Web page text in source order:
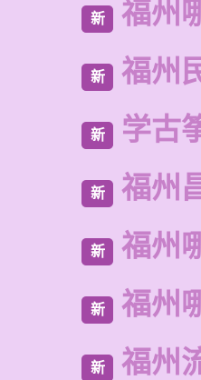
新 福州
新 福州
新 学古
新 福州
新 福州
新 福州
新 福州